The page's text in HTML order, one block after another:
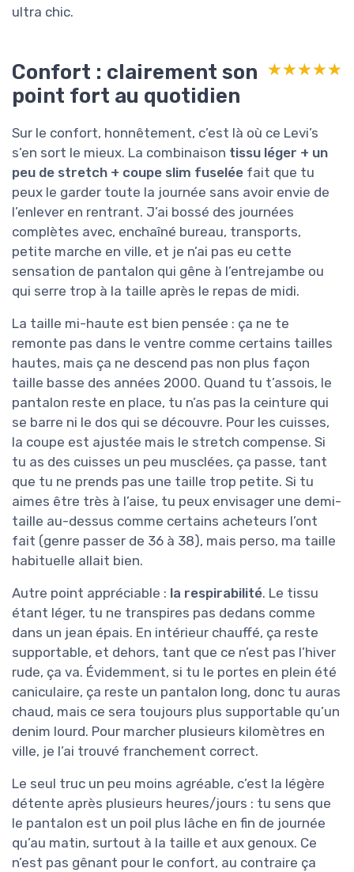
ultra chic.
Confort : clairement son
point fort au quotidien
★★★★★
★★★★★
Sur le confort, honnêtement, c’est là où ce Levi’s
s’en sort le mieux. La combinaison tissu léger + un
peu de stretch + coupe slim fuselée fait que tu
peux le garder toute la journée sans avoir envie de
l’enlever en rentrant. J’ai bossé des journées
complètes avec, enchaîné bureau, transports,
petite marche en ville, et je n’ai pas eu cette
sensation de pantalon qui gêne à l’entrejambe ou
qui serre trop à la taille après le repas de midi.
La taille mi-haute est bien pensée : ça ne te
remonte pas dans le ventre comme certains tailles
hautes, mais ça ne descend pas non plus façon
taille basse des années 2000. Quand tu t’assois, le
pantalon reste en place, tu n’as pas la ceinture qui
se barre ni le dos qui se découvre. Pour les cuisses,
la coupe est ajustée mais le stretch compense. Si
tu as des cuisses un peu musclées, ça passe, tant
que tu ne prends pas une taille trop petite. Si tu
aimes être très à l’aise, tu peux envisager une demi-
taille au-dessus comme certains acheteurs l’ont
fait (genre passer de 36 à 38), mais perso, ma taille
habituelle allait bien.
Autre point appréciable : la respirabilité. Le tissu
étant léger, tu ne transpires pas dedans comme
dans un jean épais. En intérieur chauffé, ça reste
supportable, et dehors, tant que ce n’est pas l’hiver
rude, ça va. Évidemment, si tu le portes en plein été
caniculaire, ça reste un pantalon long, donc tu auras
chaud, mais ce sera toujours plus supportable qu’un
denim lourd. Pour marcher plusieurs kilomètres en
ville, je l’ai trouvé franchement correct.
Le seul truc un peu moins agréable, c’est la légère
détente après plusieurs heures/jours : tu sens que
le pantalon est un poil plus lâche en fin de journée
qu’au matin, surtout à la taille et aux genoux. Ce
n’est pas gênant pour le confort, au contraire ça